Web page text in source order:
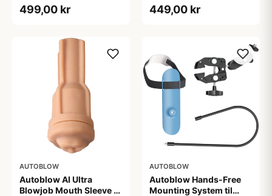
Klar
499,00 kr 449,00 kr
AUTOBLOW
Autoblow AI Ultra
Blowjob Mouth Sleeve -
AUTOBLOW
Autoblow Hands-Free
Mounting System til